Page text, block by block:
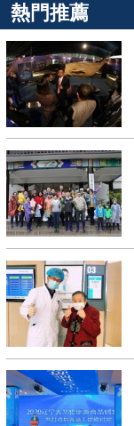
熱門推薦